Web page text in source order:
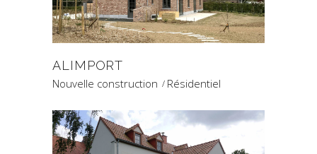
ALIMPORT
Nouvelle construction Résidentiel